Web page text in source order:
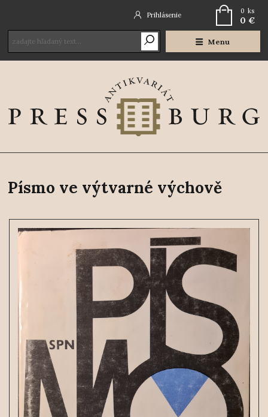
Menu
Prihlásenie 0 ks
0 €
Písmo ve výtvarné výchově